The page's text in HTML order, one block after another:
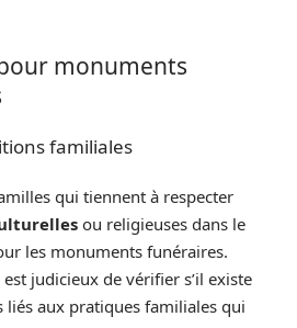
monuments
familiales
qui tiennent à respecter
ou religieuses dans le
les monuments funéraires.
judicieux de vérifier s’il existe
liés aux pratiques familiales qui